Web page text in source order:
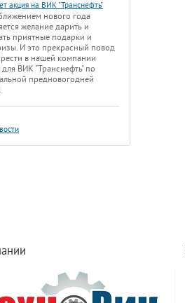
акция на ВИК "Транснефть"
нового года
желание дарить и
приятные подарки и
И это прекрасный повод
в нашей компании
ВИК "Транснефть" по
предновогодней